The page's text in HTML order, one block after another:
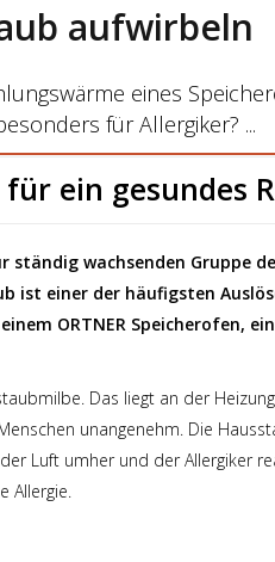
aufwirbeln
eines
für Allergiker?
ein gesundes
wachsenden Gruppe
ist einer der häufigsten
ORTNER Speicherofen,
Das liegt an der
unangenehm. Die
Luft umher und der Allergiker
Allergie.